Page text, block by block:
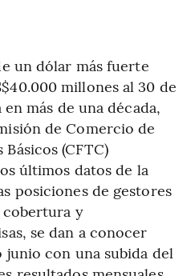
un dólar más fuerte
millones al 30 de
más de una década,
de Comercio de
(CFTC)
últimos datos de la
posiciones de gestores
cobertura y
se dan a conocer
con una subida del